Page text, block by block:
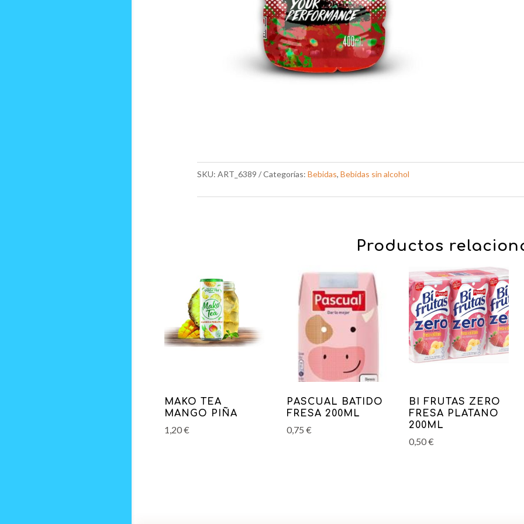
SKU: ART_6389 Categorías: Bebidas, Bebidas sin alcohol
Productos
MAKO TEA
MANGO PIÑA
1,20€
PASCUAL BATIDO
FRESA 200ML
0,75 €
BI FRUTAS ZERO
FRESA PLATANO
200ML
0,50€